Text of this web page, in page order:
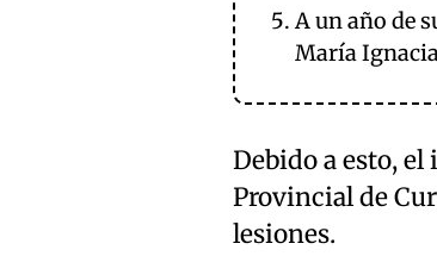
A un año de
María
Debido a esto,
Provincial de
lesiones.